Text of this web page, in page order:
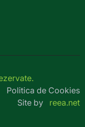
Politica de Cookies
Site by reea.net